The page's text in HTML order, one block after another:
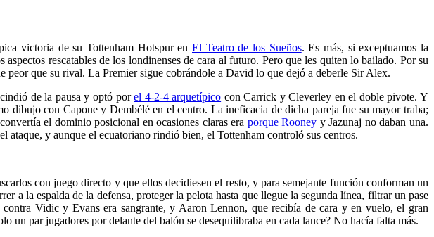
victoria de su Tottenham Hotspur en El Teatro de los Sueños. Es más, si exceptuamos la
rescatables de los londinenses de cara al futuro. Pero que les quiten lo bailado. Por su
que su rival. La Premier sigue cobrándole a David lo que dejó a deberle Sir Alex.
de la pausa y optó porel 4-2-4 arquetípico con Carrick y Cleverley en el doble pivote. Y
dibujo con Capoue y Dembélé en el centro. La ineficacia de dicha pareja fue su mayor traba;
el dominio posicional en ocasiones claras era porque Rooney y Jazunaj no daban una.
y aunque el ecuatoriano rindió bien, el Tottenham controló sus centros.
con juego directo y que ellos decidiesen el resto, y para semejante función conforman un
a la espalda de la defensa, proteger la pelota hasta que llegue la segunda línea, filtrar un pase
Vidic y Evans era sangrante, y Aaron Lennon, que recibía de cara y en vuelo, el gran
un par jugadores por delante del balón se desequilibraba en cada lance? No hacía falta más.